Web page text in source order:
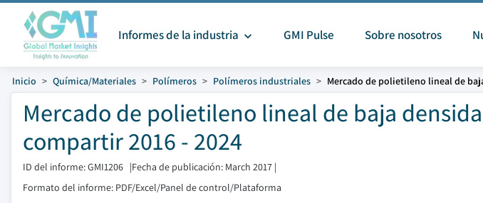
Informes de la industria GMI Pulse Sobre nosotros
Inicio Química/Materiales Polímeros Polímeros industriales Mercado de polietileno lineal de
Mercado de polietileno lineal de baja
compartir 2016 - 2024
ID del informe: GMI1206 |Fecha de publicación: March 2017 |
Formato del informe: PDF/Excel/Panel de control/Plataforma